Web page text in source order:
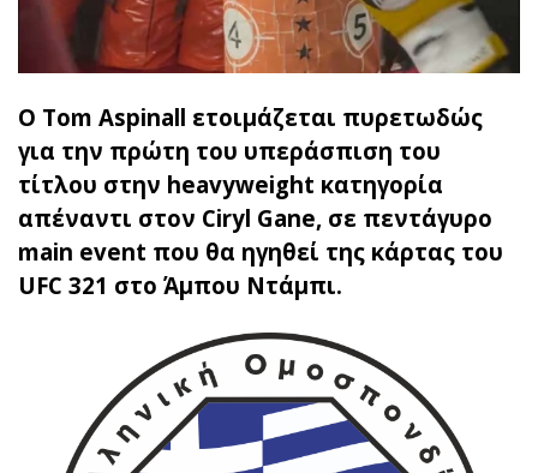
Ο Tom Aspinall ετοιμάζεται πυρετωδώς
για την πρώτη του υπεράσπιση του
τίτλου στην heavyweight κατηγορία
απέναντι στον Ciryl Gane, σε πεντάγυρο
main event που θα ηγηθεί της κάρτας του
UFC 321 στο Άμπου Ντάμπι.